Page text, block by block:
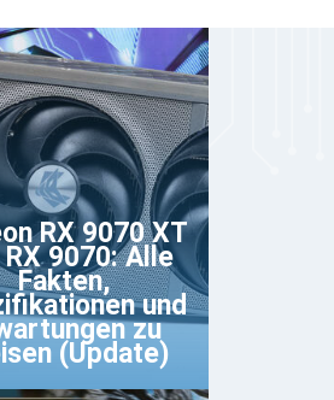
RX 9070 XT
RX 9070: Alle
Fakten,
und
zu
(Update)